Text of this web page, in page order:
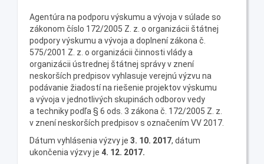
Agentúra na podporu výskumu a vývoja v súlade so
zákonom číslo 172/2005 Z. z. o organizácii štátnej
podpory výskumu a vývoja a doplnení zákona č.
575/2001 Z. z. o organizácii činnosti vlády a
organizácii ústrednej štátnej správy v znení
neskorších predpisov vyhlasuje verejnú výzvu na
podávanie žiadostí na riešenie projektov výskumu
a vývoja v jednotlivých skupinách odborov vedy
a techniky podľa § 6 ods. 3 zákona č. 172/2005 Z. z.
v znení neskorších predpisov s označením VV 2017.
Dátum vyhlásenia výzvy je 3. 10. 2017, dátum
ukončenia výzvy je 4. 12. 2017.